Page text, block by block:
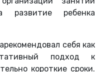
развитие ребенка
себя как
подход к
короткие сроки.